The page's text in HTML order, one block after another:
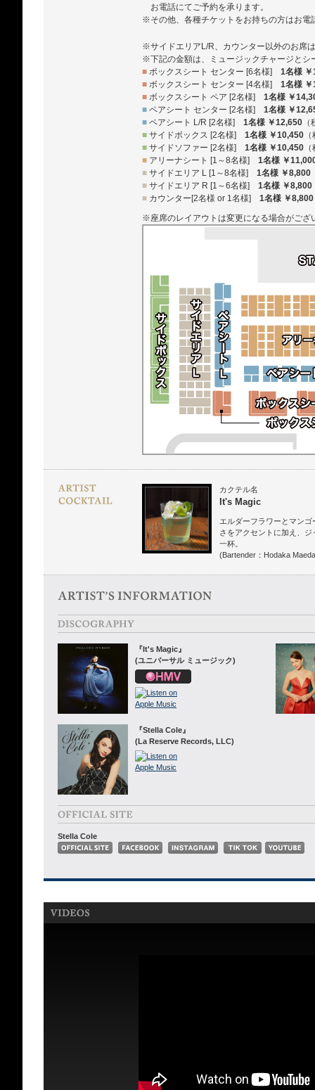
お電話にてご予約を承ります。
※その他、各種チケットをお持ちの方はお電
※サイドエリアL/R、カウンター以外のお席
※下記の金額は、ミュージックチャージとシ
■ ボックスシート センター [6名様] 1名様
■ ボックスシート センター [4名様] 1名様
■ ボックスシート ペア [2名様] 1名様 ￥
■ ペアシート センター [2名様] 1名様 ￥
■ ペアシート L/R [2名様] 1名様 ￥12,650
■ サイドボックス [2名様] 1名様 ￥10,450
■ サイドソファー [2名様] 1名様 ￥10,450
■ アリーナシート [1～8名様] 1名様 ￥
■ サイドエリア L [1～8名様] 1名様 ￥8,800
■ サイドエリア R [1～6名様] 1名様 ￥8,800
■ カウンター[2名様 or 1名様] 1名様 ￥8,800
※座席のレイアウトは変更になる場合がござ
カクテル名
It's Magic
エルダーフラワーとマン
さをアクセントに加え、
一杯。
(Bartender：Hodaka
『It's Magic』
(ユニバーサル ミュージック)
『Stella Cole』
(La Reserve Records, LLC)
Stella Cole